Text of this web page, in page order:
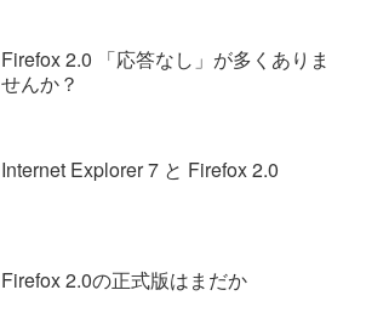
Firefox 2.0 「応答なし」が多くありま
せんか？
Internet Explorer 7 と Firefox 2.0
Firefox 2.0の正式版はまだか